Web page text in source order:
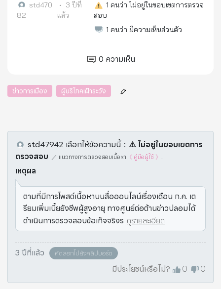
std470
82
• 3 ปีที่
แล้ว
1 คนว่า ไม่อยู่ในขอบเขตการตรวจ
สอบ
1 คนว่า มีความเห็นส่วนตัว
0 ความเห็น
ข่าวการเมือง ผู้บริโภคเฝ้าระวัง
std47942 เลือกให้ข้อความนี้： ⚠️️ ไม่อยู่ในขอบเขตการ
ตรวจสอบ ／ แนวทางการตรวจสอบเนื้อหา 《 คู่มือผู้ใช้ 》 .
เหตุผล
ตามที่มีการโพสต์เนื้อหาบนสื่อออนไลน์เรื่องเดือน ก.ค. เต
รียมเพิ่มเบี้ยยังชีพผู้สูงอายุ ทางศูนย์ต่อต้านข่าวปลอมได้
ดำเนินการตรวจสอบข้อเท็จจริงร ดูรายละเอียด
3 ปีที่แล้ว คัดลอกไปยังคลิปบอร์ด
มีประโยชน์หรือไม่? 0 0